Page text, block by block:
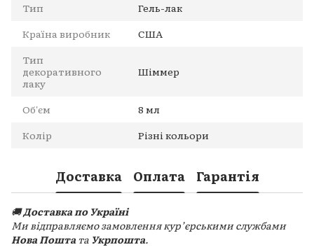
Тип
Гель-лак
Країна виробник
США
Тип
декоративного
лаку
Шіммер
Об'єм
8 мл
Колір
Різні кольори
Доставка Оплата Гарантія
🚚Доставка по Україні
Ми відправляємо замовлення кур’єрськими службами
Нова Пошта та Укрпошта.